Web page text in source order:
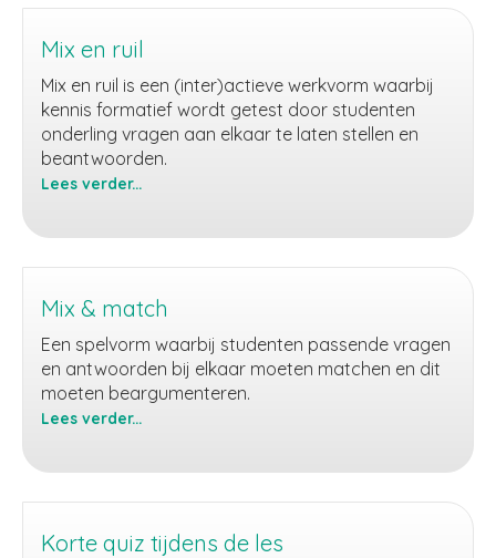
Mix en ruil
Mix en ruil is een (inter)actieve werkvorm waarbij
kennis formatief wordt getest door studenten
onderling vragen aan elkaar te laten stellen en
beantwoorden.
Lees verder...
Mix & match
Een spelvorm waarbij studenten passende vragen
en antwoorden bij elkaar moeten matchen en dit
moeten beargumenteren.
Lees verder...
Korte quiz tijdens de les